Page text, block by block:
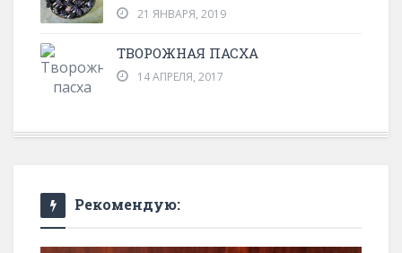
21 ЯНВАРЯ, 2019
ТВОРОЖНАЯ ПАСХА
14 АПРЕЛЯ, 2017
Рекомендую: